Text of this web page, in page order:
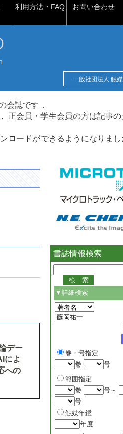
利用方法・FAQ お問い合わせ
一般社団法人 触
会誌です．
正会員・学生会員の方は記事
ロードができるようになりまし
デー
によ
への
書誌情報検索
▼詳細検索
巻・号指定
巻
号
範囲指定
巻
号～
号
触媒年鑑
年度